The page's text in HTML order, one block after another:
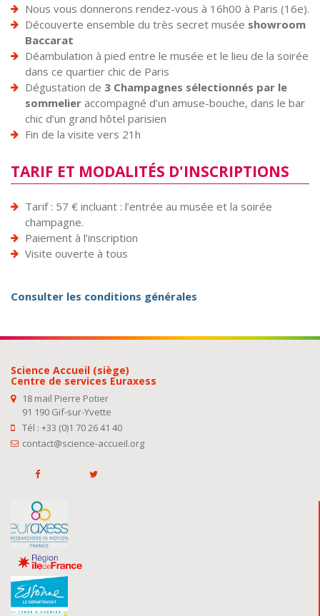
Nous vous donnerons rendez-vous à 16h00 à Paris (16e).
Découverte ensemble du très secret musée showroom
Baccarat
Déambulation à pied entre le musée et le lieu de la soirée
dans ce quartier chic de Paris
Dégustation de 3 Champagnes sélectionnés par le
sommelier accompagné d’un amuse-bouche, dans le bar
chic d’un grand hôtel parisien
Fin de la visite vers 21h
TARIF ET MODALITÉS D'INSCRIPTIONS
Tarif : 57 € incluant : l’entrée au musée et la soirée
champagne.
Paiement à l’inscription
Visite ouverte à tous
Consulter les conditions générales
Science Accueil (siège)
Centre de services Euraxess
18 mail Pierre Potier
91 190 Gif-sur-Yvette
Tél : +33 (0)1 70 26 41 40
contact@science-accueil.org